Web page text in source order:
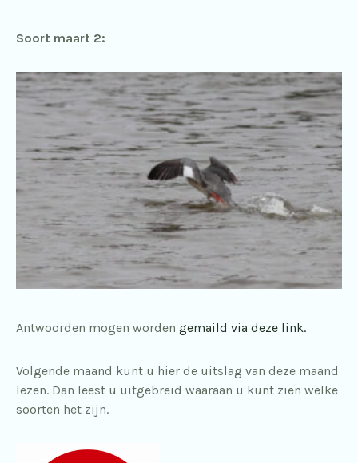
Soort maart 2:
Antwoorden mogen worden gemaild via deze link.
Volgende maand kunt u hier de uitslag van deze maand
lezen. Dan leest u uitgebreid waaraan u kunt zien welke
soorten het zijn.